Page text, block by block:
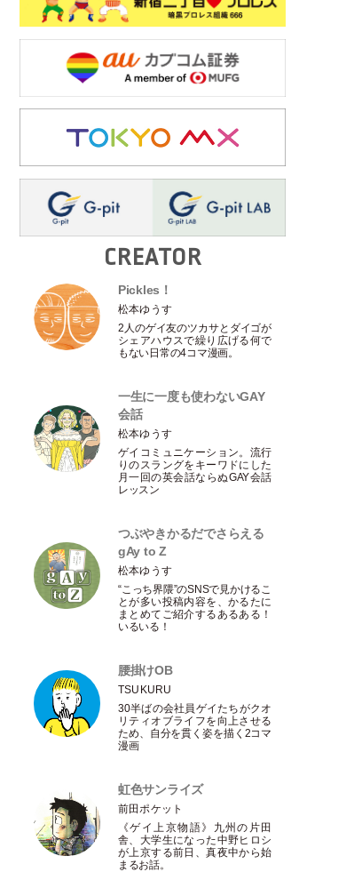
CREATOR
Pickles！
松本ゆうす
2人のゲイ友のツカサとダイゴが
シェアハウスで繰り広げる何で
もない日常の4コマ漫画。
一生に一度も使わないGAY
会話
松本ゆうす
ゲイコミュニケーション。流行
りのスラングをキーワドにした
月一回の英会話ならぬGAY会話
レッスン
つぶやきかるだでさらえる
gAy to Z
松本ゆうす
“こっち界隈”のSNSで見かけるこ
とが多い投稿内容を、かるたに
まとめてご紹介するあるある！
いるいる！
腰掛けOB
TSUKURU
30半ばの会社員ゲイたちがクオ
リティオブライフを向上させる
ため、自分を貫く姿を描く2コマ
漫画
虹色サンライズ
前田ポケット
《ゲイ上京物語》九州の片田
舎、大学生になった中野ヒロシ
が上京する前日、真夜中から始
まるお話。